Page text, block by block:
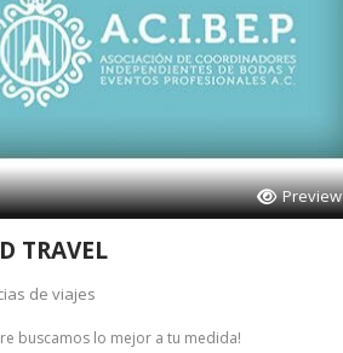
Preview
TRAVEL
de viajes
buscamos lo mejor a tu medida!